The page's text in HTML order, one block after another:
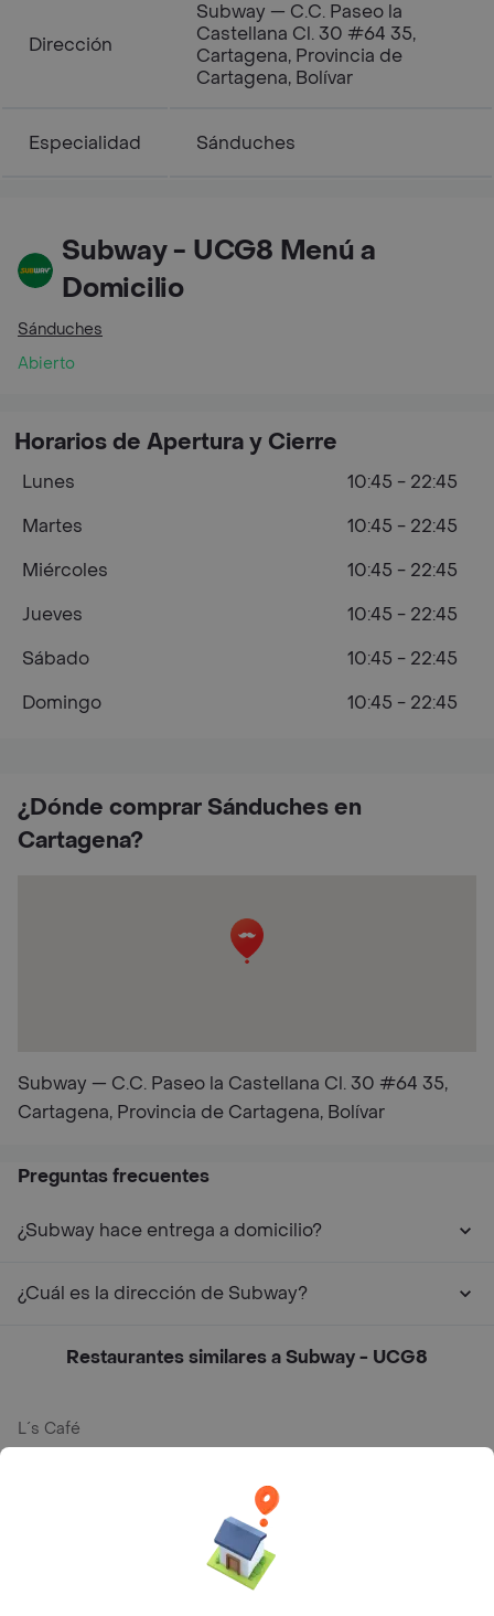
Dirección
Subway — C.C. Paseo la
Castellana Cl. 30 #64 35,
Cartagena, Provincia de
Cartagena, Bolívar
Especialidad Sánduches
Subway - UCG8 Menú a
Domicilio
Sánduches
Abierto
¿Dónde comprar Sánduches en
Cartagena?
Subway — C.C. Paseo la Castellana Cl. 30 #64 35,
Cartagena, Provincia de Cartagena, Bolívar
Horarios de Apertura y Cierre
Lunes
10:45 - 22:45
Martes
10:45 - 22:45
Miércoles
10:45 - 22:45
Jueves
10:45 - 22:45
Sábado
10:45 - 22:45
Domingo
10:45 - 22:45
Preguntas frecuentes
¿Subway hace entrega a domicilio?
¿Cuál es la dirección de Subway?
Restaurantes similares a Subway - UCG8
L´s Café